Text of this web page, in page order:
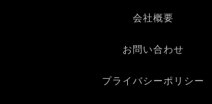
会社概要
お問い合わせ
プライバシーポリシー